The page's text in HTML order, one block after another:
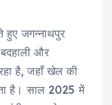
हुए जगन्नाथपुर
और
है, जहाँ खेल की
है। साल 2025 में